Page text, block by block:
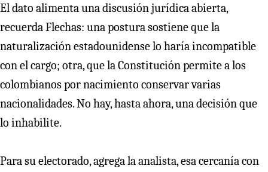
El dato alimenta una discusión jurídica abierta,
recuerda Flechas: una postura sostiene que la
naturalización estadounidense lo haría incompatible
con el cargo; otra, que la Constitución permite a los
colombianos por nacimiento conservar varias
nacionalidades. No hay, hasta ahora, una decisión que
lo inhabilite.
Para su electorado, agrega la analista, esa cercanía con